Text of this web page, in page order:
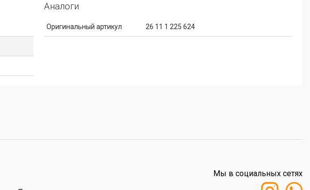
Аналоги
Оригинальный артикул 26 11 1 225 624
Мы в социальных сетях